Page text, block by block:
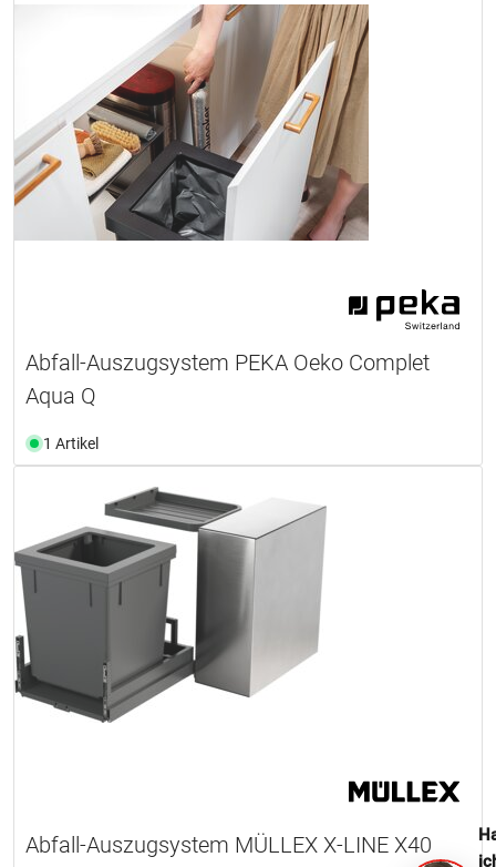
Abfall-Auszugsystem PEKA Oeko Complet
Aqua Q
1 Artikel
Abfall-Auszugsystem MÜLLEX X-LINE X40